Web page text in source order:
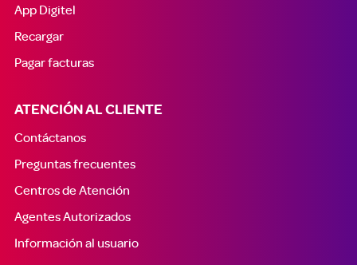
App Digitel
Recargar
Pagar facturas
ATENCIÓN AL CLIENTE
Contáctanos
Preguntas frecuentes
Centros de Atención
Agentes Autorizados
Información al usuario